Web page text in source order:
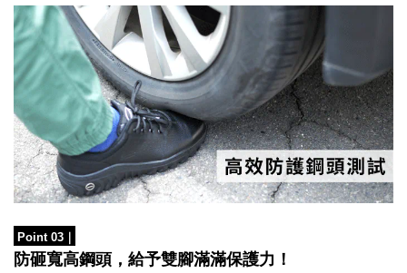
Point 03
防砸寬高鋼頭，給予雙腳滿滿保護力！